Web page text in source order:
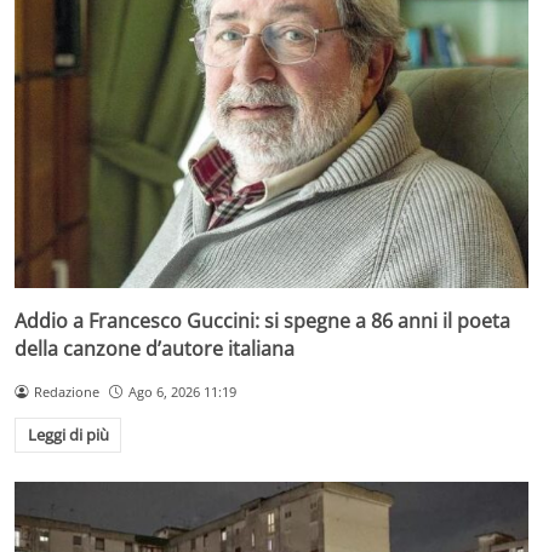
Addio a Francesco Guccini: si spegne a 86 anni il poeta
della canzone d’autore italiana
Redazione Ago 6, 2026 11:19
Leggi di più